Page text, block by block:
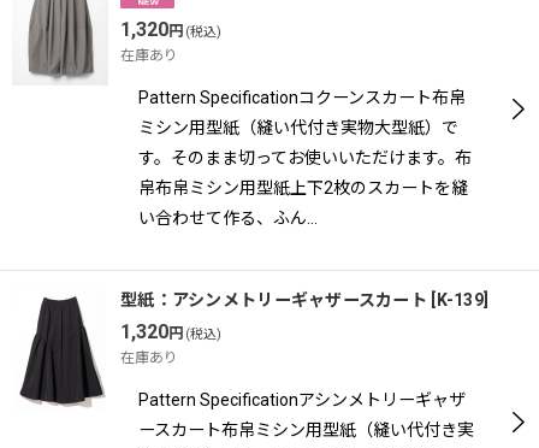
1,320円 (税込)
在庫あり
Pattern Specificationコクーンスカート布帛
ミシン用型紙（縫い代付き実物大型紙）で
す。そのまま切ってお使いいただけます。布
帛布帛ミシン用型紙上下2枚のスカートを縫
い合わせて作る、ふん…
型紙：アシンメトリーギャザースカート [K-139]
1,320円 (税込)
在庫あり
Pattern Specificationアシンメトリーギャザ
ースカート布帛ミシン用型紙（縫い代付き実